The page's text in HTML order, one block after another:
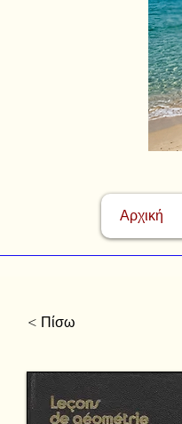
Αρχική
< Πίσω